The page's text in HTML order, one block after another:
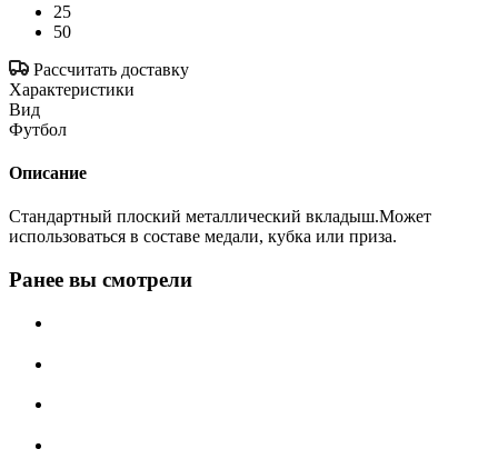
25
50
Рассчитать доставку
Характеристики
Вид
Футбол
Описание
Стандартный плоский металлический вкладыш.Может
использоваться в составе медали, кубка или приза.
Ранее вы смотрели